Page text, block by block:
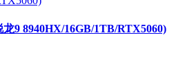
9 8940HX/16GB/1TB/RTX5060)